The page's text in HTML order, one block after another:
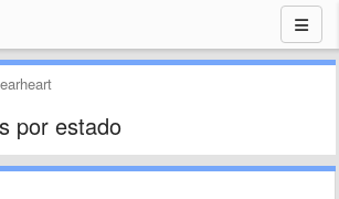
por estado